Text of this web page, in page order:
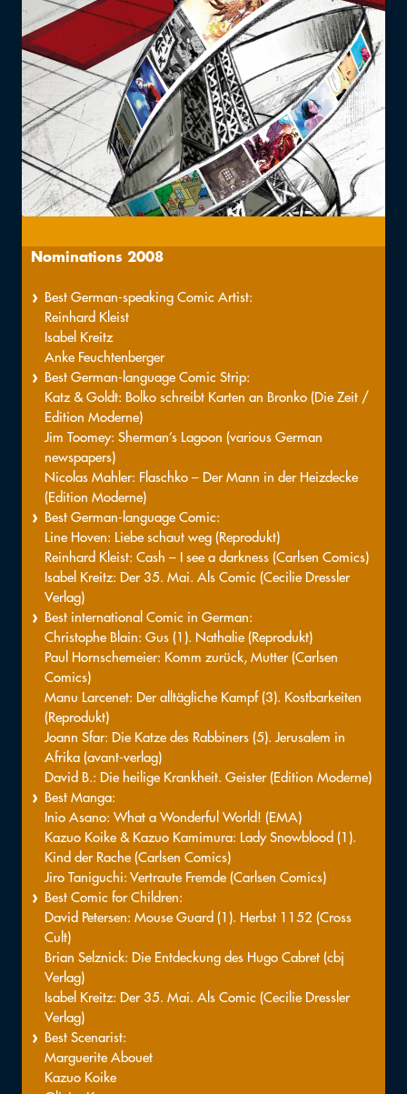
Nominations 2008
Best German-speaking Comic Artist:
Reinhard Kleist
Isabel Kreitz
Anke Feuchtenberger
Best German-language Comic Strip:
Katz & Goldt: Bolko schreibt Karten an Bronko (Die Zeit /
Edition Moderne)
Jim Toomey: Sherman’s Lagoon (various German
newspapers)
Nicolas Mahler: Flaschko – Der Mann in der Heizdecke
(Edition Moderne)
Best German-language Comic:
Line Hoven: Liebe schaut weg (Reprodukt)
Reinhard Kleist: Cash – I see a darkness (Carlsen Comics)
Isabel Kreitz: Der 35. Mai. Als Comic (Cecilie Dressler
Verlag)
Best international Comic in German:
Christophe Blain: Gus (1). Nathalie (Reprodukt)
Paul Hornschemeier: Komm zurück, Mutter (Carlsen
Comics)
Manu Larcenet: Der alltägliche Kampf (3). Kostbarkeiten
(Reprodukt)
Joann Sfar: Die Katze des Rabbiners (5). Jerusalem in
Afrika (avant-verlag)
David B.: Die heilige Krankheit. Geister (Edition Moderne)
Best Manga:
Inio Asano: What a Wonderful World! (EMA)
Kazuo Koike & Kazuo Kamimura: Lady Snowblood (1).
Kind der Rache (Carlsen Comics)
Jiro Taniguchi: Vertraute Fremde (Carlsen Comics)
Best Comic for Children:
David Petersen: Mouse Guard (1). Herbst 1152 (Cross
Cult)
Brian Selznick: Die Entdeckung des Hugo Cabret (cbj
Verlag)
Isabel Kreitz: Der 35. Mai. Als Comic (Cecilie Dressler
Verlag)
Best Scenarist:
Marguerite Abouet
Kazuo Koike